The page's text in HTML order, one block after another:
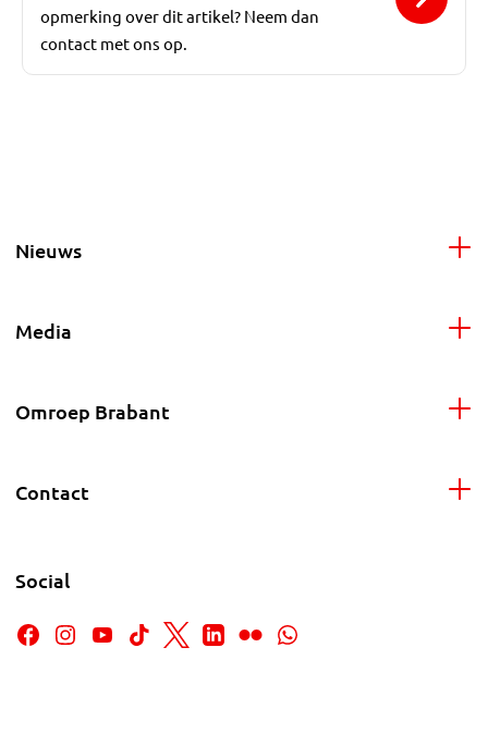
opmerking over dit artikel? Neem dan
contact met ons op.
Nieuws
Media
Omroep Brabant
Contact
Social